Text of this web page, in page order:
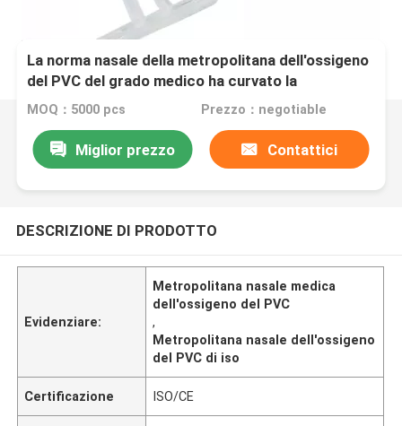
La norma nasale della metropolitana dell'ossigeno
del PVC del grado medico ha curvato la
metropolitana molle svasata dell'ossigeno dei
MOQ：5000 pcs Prezzo：negotiable
Miglior prezzo Contattici
DESCRIZIONE DI PRODOTTO
Evidenziare:
Metropolitana nasale medica
dell'ossigeno del PVC
,
Metropolitana nasale dell'ossigeno
del PVC di iso
Certificazione ISO/CE